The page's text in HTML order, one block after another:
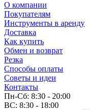
О компании
Покупателям
Инструменты в аренду
Доставка
Как купить
Обмен и возврат
Резка
Способы оплаты
Советы и идеи
Контакты
Пн-Сб: 8:30 - 20:00
ВС: 8:30 - 18:00